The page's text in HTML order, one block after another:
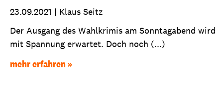
23.09.2021 | Klaus Seitz
Der Ausgang des Wahlkrimis am Sonntagabend wird
mit Spannung erwartet. Doch noch (...)
mehr erfahren